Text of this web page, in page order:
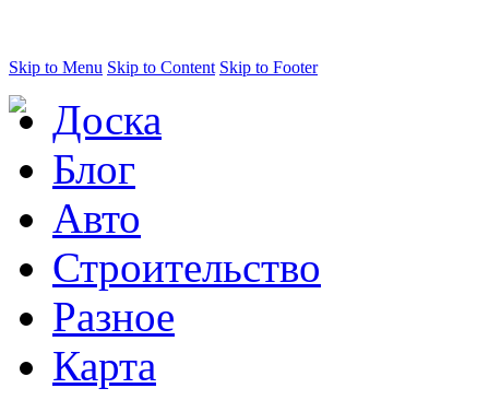
Skip to Menu Skip to Content Skip to Footer
Доска
Блог
Авто
Строительство
Разное
Карта